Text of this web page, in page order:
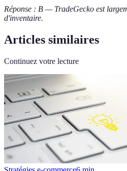
Réponse : B — TradeGecko est
d'inventaire.
Articles similaires
Continuez votre lecture